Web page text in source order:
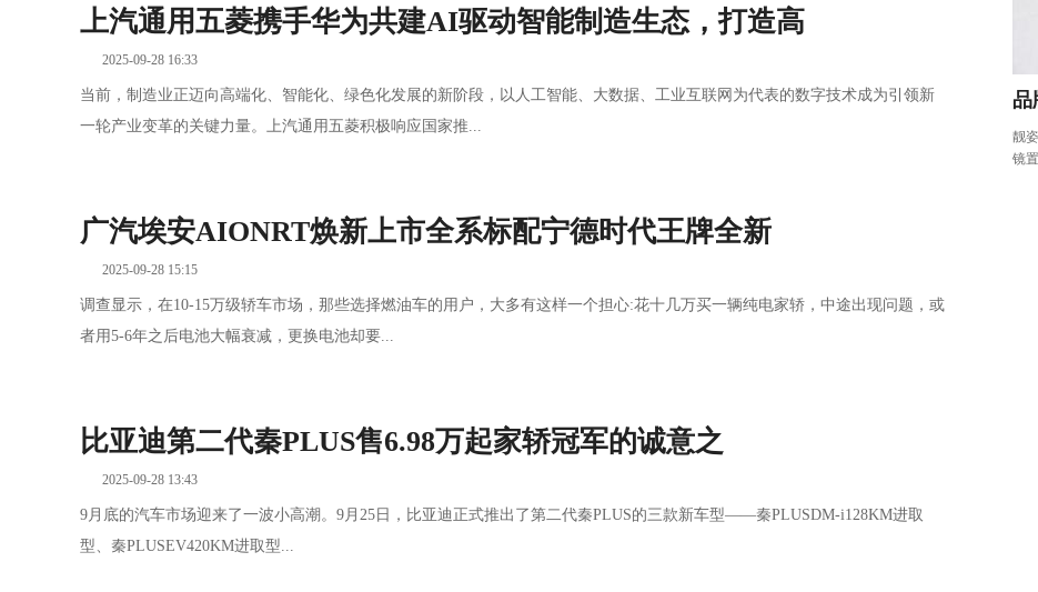
上汽通用五菱携手华为共建AI驱动智能制造生态，打造高
2025-09-28 16:33
当前，制造业正迈向高端化、智能化、绿色化发展的新阶段，以人工智能、大数据、工业互联网为代表的数字技术成为引领新
一轮产业变革的关键力量。上汽通用五菱积极响应国家推...
广汽埃安AIONRT焕新上市全系标配宁德时代王牌全新
2025-09-28 15:15
调查显示，在10-15万级轿车市场，那些选择燃油车的用户，大多有这样一个担心:花十几万买一辆纯电家轿，中途出现问题，或
者用5-6年之后电池大幅衰减，更换电池却要...
比亚迪第二代秦PLUS售6.98万起家轿冠军的诚意之
2025-09-28 13:43
9月底的汽车市场迎来了一波小高潮。9月25日，比亚迪正式推出了第二代秦PLUS的三款新车型——秦PLUSDM-i128KM进取
型、秦PLUSEV420KM进取型...
品
靓
镜